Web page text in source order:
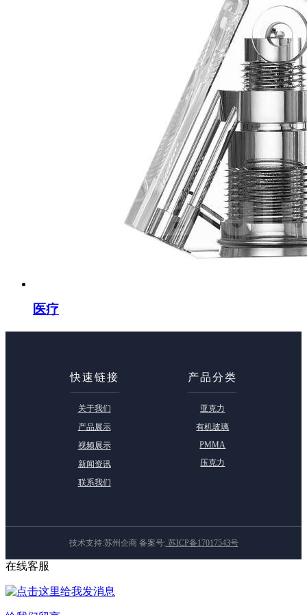
医疗
快速链接
关于我们
产品展示
视频展示
新闻资讯
联系我们
产品分类
亚克力
有机玻璃
PMMA
压克力
技术支持:苏州企商 备案号: 苏ICP备17017543号
在线客服